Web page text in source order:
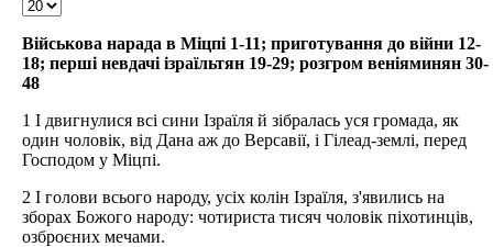
Військова нарада в Міцпі 1-11; приготування до війни 12-
18; перші невдачі ізраїльтян 19-29; розгром веніяминян 30-
48
1 І двигнулися всі сини Ізраїля й зібралась уся громада, як
один чоловік, від Дана аж до Версавії, і Гілеад-землі, перед
Господом у Міцпі.
2 І голови всього народу, усіх колін Ізраїля, з'явились на
зборах Божого народу: чотириста тисяч чоловік піхотинців,
озброєних мечами.